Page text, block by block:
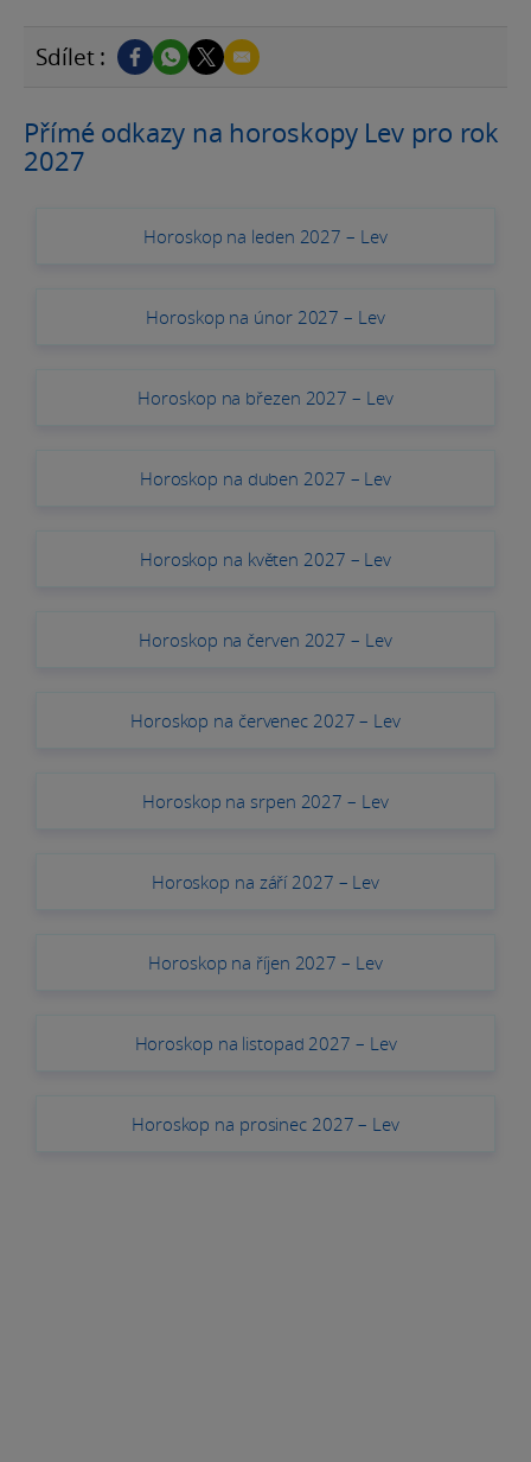
Sdílet :
Přímé odkazy na horoskopy Lev pro rok
2027
Horoskop na leden 2027 – Lev
Horoskop na únor 2027 – Lev
Horoskop na březen 2027 – Lev
Horoskop na duben 2027 – Lev
Horoskop na květen 2027 – Lev
Horoskop na červen 2027 – Lev
Horoskop na červenec 2027 – Lev
Horoskop na srpen 2027 – Lev
Horoskop na září 2027 – Lev
Horoskop na říjen 2027 – Lev
Horoskop na listopad 2027 – Lev
Horoskop na prosinec 2027 – Lev